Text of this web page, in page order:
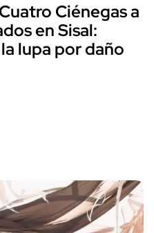
Ciénegas a
en Sisal:
lupa por daño